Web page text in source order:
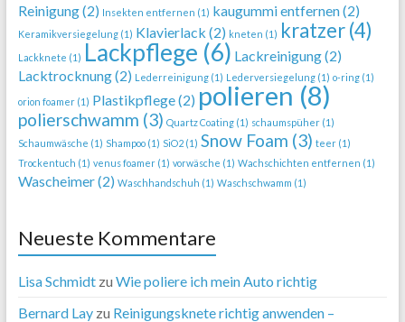
Reinigung(2) Insekten entfernen (1) kaugummi entfernen(2)
Keramikversiegelung(1) Klavierlack (2) kneten (1) kratzer(4)
Lackknete (1) Lackpflege (6) Lackreinigung(2)
Lacktrocknung(2) Lederreinigung(1) Lederversiegelung(1) o-ring(1)
orion foamer(1) Plastikpflege(2) polieren (8)
polierschwamm (3) Quartz Coating(1) schaumspüher(1)
Schaumwäsche (1) Shampoo(1) SiO2(1) Snow Foam (3) teer(1)
Trockentuch (1) venus foamer(1) vorwäsche (1) Wachschichten entfernen (1)
Wascheimer(2) Waschhandschuh (1) Waschschwamm (1)
Neueste Kommentare
Lisa Schmidtzu Wie poliere ich mein Auto richtig
Bernard Layzu Reinigungsknete richtig anwenden –